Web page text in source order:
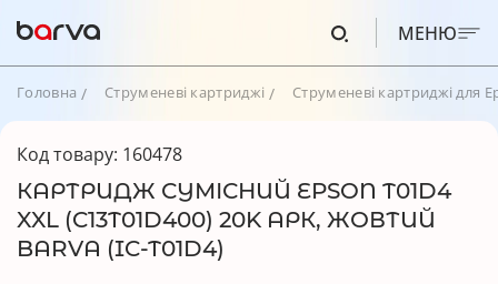
МЕНЮ
Головна Струменеві картриджі Струменеві картриджі для
Код товару: 160478
КАРТРИДЖ СУМІСНИЙ EPSON T01D4
XXL (C13T01D400) 20K АРК, ЖОВТИЙ
BARVA (IC-T01D4)